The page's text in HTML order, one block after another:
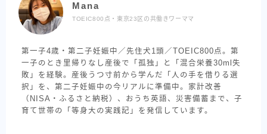
Mana
TOEIC800点・東京23区の共働きワーママ
第一子4歳・第二子妊娠中／先住犬1頭／TOEIC800点。第
一子のとき里帰りなし産後で「孤独」と「混合栄養30ml失
敗」を経験。産後うつ寸前から学んだ「人の手を借りる選
択」を、第二子妊娠中の今リアルに準備中。家計改善
（NISA・ふるさと納税）、おうち英語、災害備蓄まで、子
育て世帯の「等身大の実践記」を発信しています。